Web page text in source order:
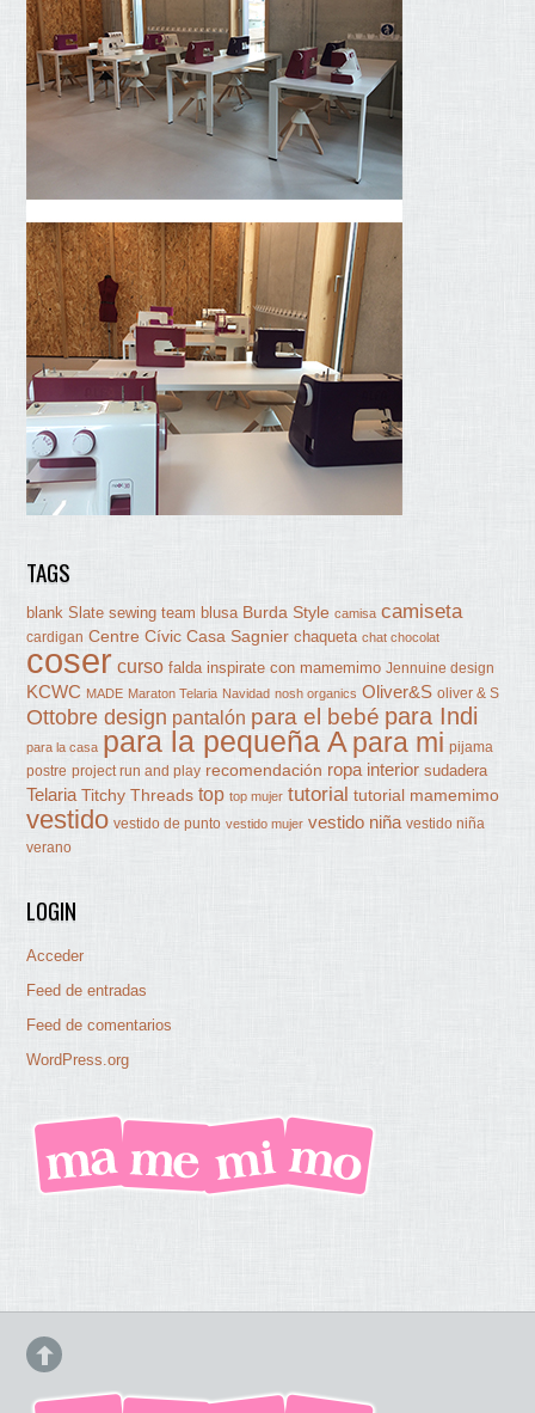
TAGS
blank Slate sewing team blusa Burda Style camisa camiseta
cardigan Centre Cívic Casa Sagnier chaqueta chat chocolat
coser curso falda inspirate con mamemimo Jennuine design
KCWC MADE Maraton Telaria Navidad nosh organics Oliver&S oliver & S
Ottobre design pantalón para el bebé para Indi
para la casa para la pequeña A para mi pijama
postre project run and play recomendación ropa interior sudadera
Telaria Titchy Threads top top mujer tutorial tutorial mamemimo
vestido vestido de punto vestido mujer vestido niña vestido niña
verano
LOGIN
Acceder
Feed de entradas
Feed de comentarios
WordPress.org